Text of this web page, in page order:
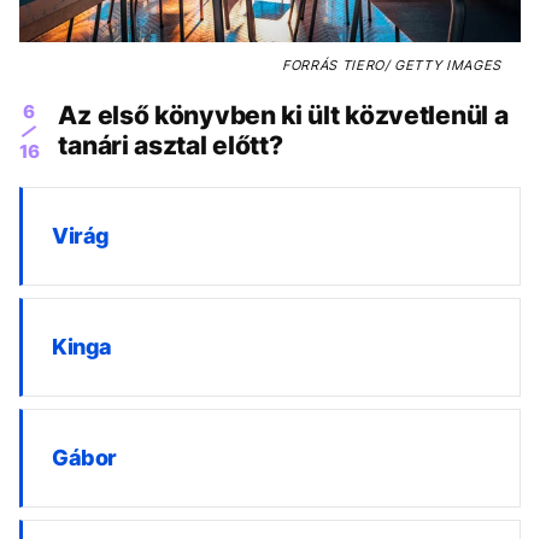
FORRÁSTIERO/ GETTY IMAGES
6
16
Az első könyvben ki ült közvetlenül a
tanári asztal előtt?
Virág
Kinga
Gábor